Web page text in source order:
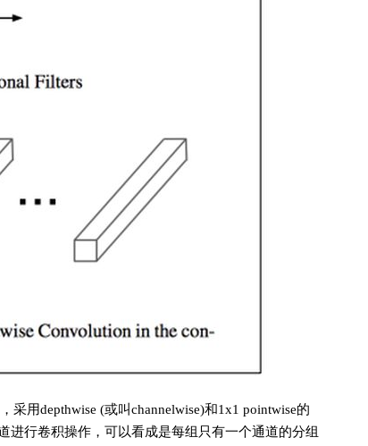
采用depthwise (或叫channelwise)和1x1 pointwise的
进行卷积操作，可以看成是每组只有一个通道的分组